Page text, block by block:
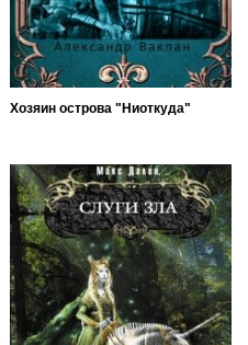
Хозяин острова "Ниоткуда"